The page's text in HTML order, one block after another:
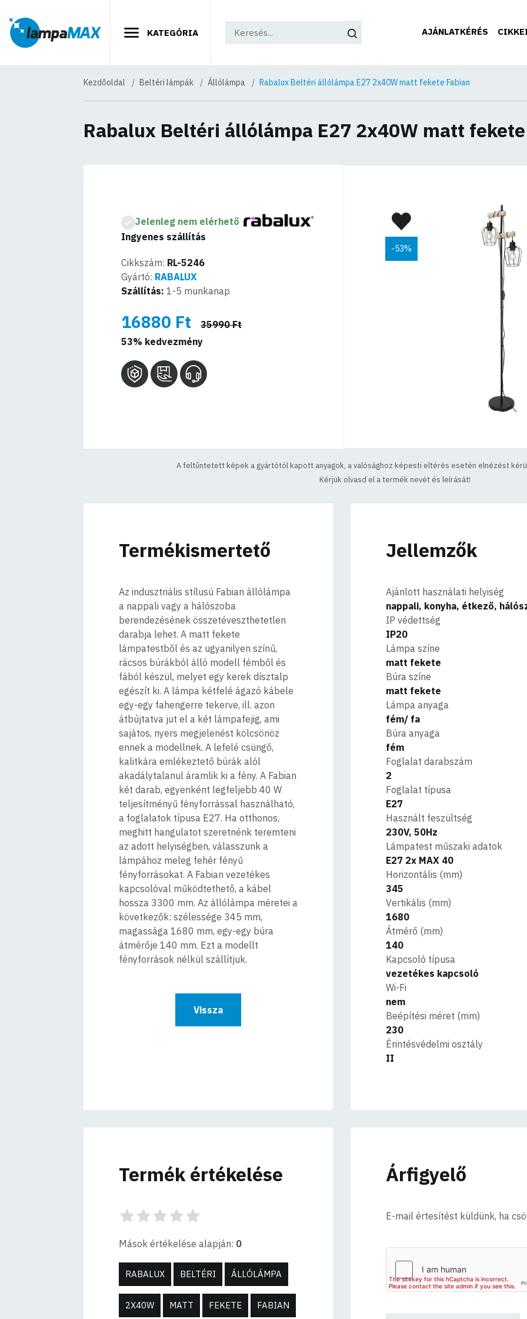
KATEGÓRIA AJÁNLATKÉRÉS
Kezdőoldal Beltéri lámpák Állólámpa Rabalux Beltéri állólámpa E27 2x40W matt fekete Fabian
Rabalux Beltéri állólámpa E27 2x40W matt
-53%
Jelenleg nem elérhető
Ingyenes szállítás
Cikkszám: RL-5246
Gyártó: RABALUX
Szállítás: 1-5 munkanap
16880 Ft
35990 Ft
53% kedvezmény
A feltűntetett képek a gyártótól kapott anyagok, a valósághoz képesti eltérés esetén elnézést
Kérjük olvasd el a termék nevét és leírását!
Termékismertető
Az indusztriális stílusú Fabian állólámpa
a nappali vagy a hálószoba
berendezésének összetéveszthetetlen
darabja lehet. A matt fekete
lámpatestből és az ugyanilyen színű,
rácsos búrákból álló modell fémből és
fából készül, melyet egy kerek dísztalp
egészít ki. A lámpa kétfelé ágazó kábele
egy-egy fahengerre tekerve, ill. azon
átbújtatva jut el a két lámpafejig, ami
sajátos, nyers megjelenést kölcsönöz
ennek a modellnek. A lefelé csüngő,
kalitkára emlékeztető búrák alól
akadálytalanul áramlik ki a fény. A Fabian
két darab, egyenként legfeljebb 40 W
teljesítményű fényforrással használható,
a foglalatok típusa E27. Ha otthonos,
meghitt hangulatot szeretnénk teremteni
az adott helyiségben, válasszunk a
lámpához meleg fehér fényű
fényforrásokat. A Fabian vezetékes
kapcsolóval működtethető, a kábel
hossza 3300 mm. Az állólámpa méretei a
következők: szélessége 345 mm,
magassága 1680 mm, egy-egy búra
átmérője 140 mm. Ezt a modellt
fényforrások nélkül szállítjuk.
Vissza
Jellemzők
Ajánlott használati helyiség
nappali, konyha, étkező,
IP védettség
IP20
Lámpa színe
matt fekete
Búra színe
matt fekete
Lámpa anyaga
fém/ fa
Búra anyaga
fém
Foglalat darabszám
2
Foglalat típusa
E27
Használt feszültség
230V, 50Hz
Lámpatest műszaki adatok
E27 2x MAX 40
Horizontális (mm)
345
Vertikális (mm)
1680
Átmérő (mm)
140
Kapcsoló típusa
vezetékes kapcsoló
Wi-Fi
nem
Beépítési méret (mm)
230
Érintésvédelmi osztály
II
Termék értékelése
Mások értékelése alapján: 0
RABALUX BELTÉRI ÁLLÓLÁMPA
2X40W MATT FEKETE FABIAN
Árfigyelő
E-mail értesítést küldünk, ha